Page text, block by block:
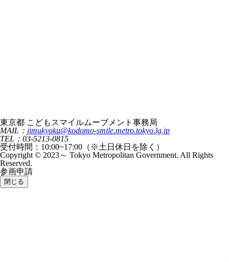
東京都 こどもスマイルムーブメント事務局
MAIL： jimukyoku@kodomo-smile.metro.tokyo.lg.jp
TEL：03-5213-0815
受付時間：10:00~17:00（※土日休日を除く）
Copyright © 2023～ Tokyo Metropolitan Government. All Rights
Reserved.
参画申請
閉じる